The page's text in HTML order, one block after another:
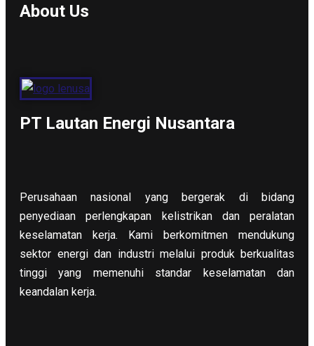
About Us
PT Lautan Energi Nusantara
Perusahaan nasional yang bergerak di bidang
penyediaan perlengkapan kelistrikan dan peralatan
keselamatan kerja. Kami berkomitmen mendukung
sektor energi dan industri melalui produk berkualitas
tinggi yang memenuhi standar keselamatan dan
keandalan kerja.